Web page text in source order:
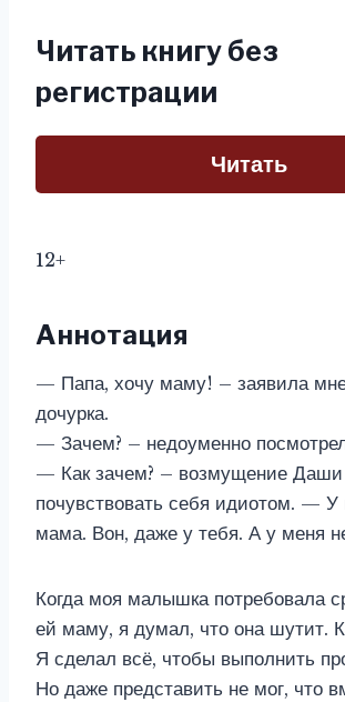
Читать книгу без
регистрации
Читать
12+
Аннотация
— Папа, хочу маму! – заявила
дочурка.
— Зачем? – недоуменно
— Как зачем? – возмущение Даши
почувствовать себя идиотом. — У
мама. Вон, даже у тебя. А у меня
Когда моя малышка потребовала
ей маму, я думал, что она шутит.
Я сделал всё, чтобы выполнить
Но даже представить не мог, что